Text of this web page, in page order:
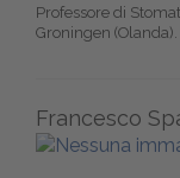
Professore di
Groningen (Olanda).
Francesco